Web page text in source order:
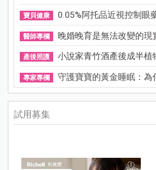
寶貝健康 0.05%阿托品近視控制眼
醫師專欄 晚婚晚育是無法改變的現
產後照護 小說家青竹酒產後成半植
專家專欄 守護寶寶的黃金睡眠：為
試用募集